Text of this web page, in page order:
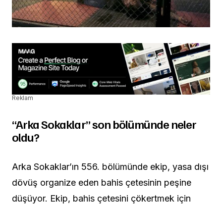
Reklam
“Arka Sokaklar” son bölümünde neler
oldu?
Arka Sokaklar’ın 556. bölümünde ekip, yasa dışı
dövüş organize eden bahis çetesinin peşine
düşüyor. Ekip, bahis çetesini çökertmek için